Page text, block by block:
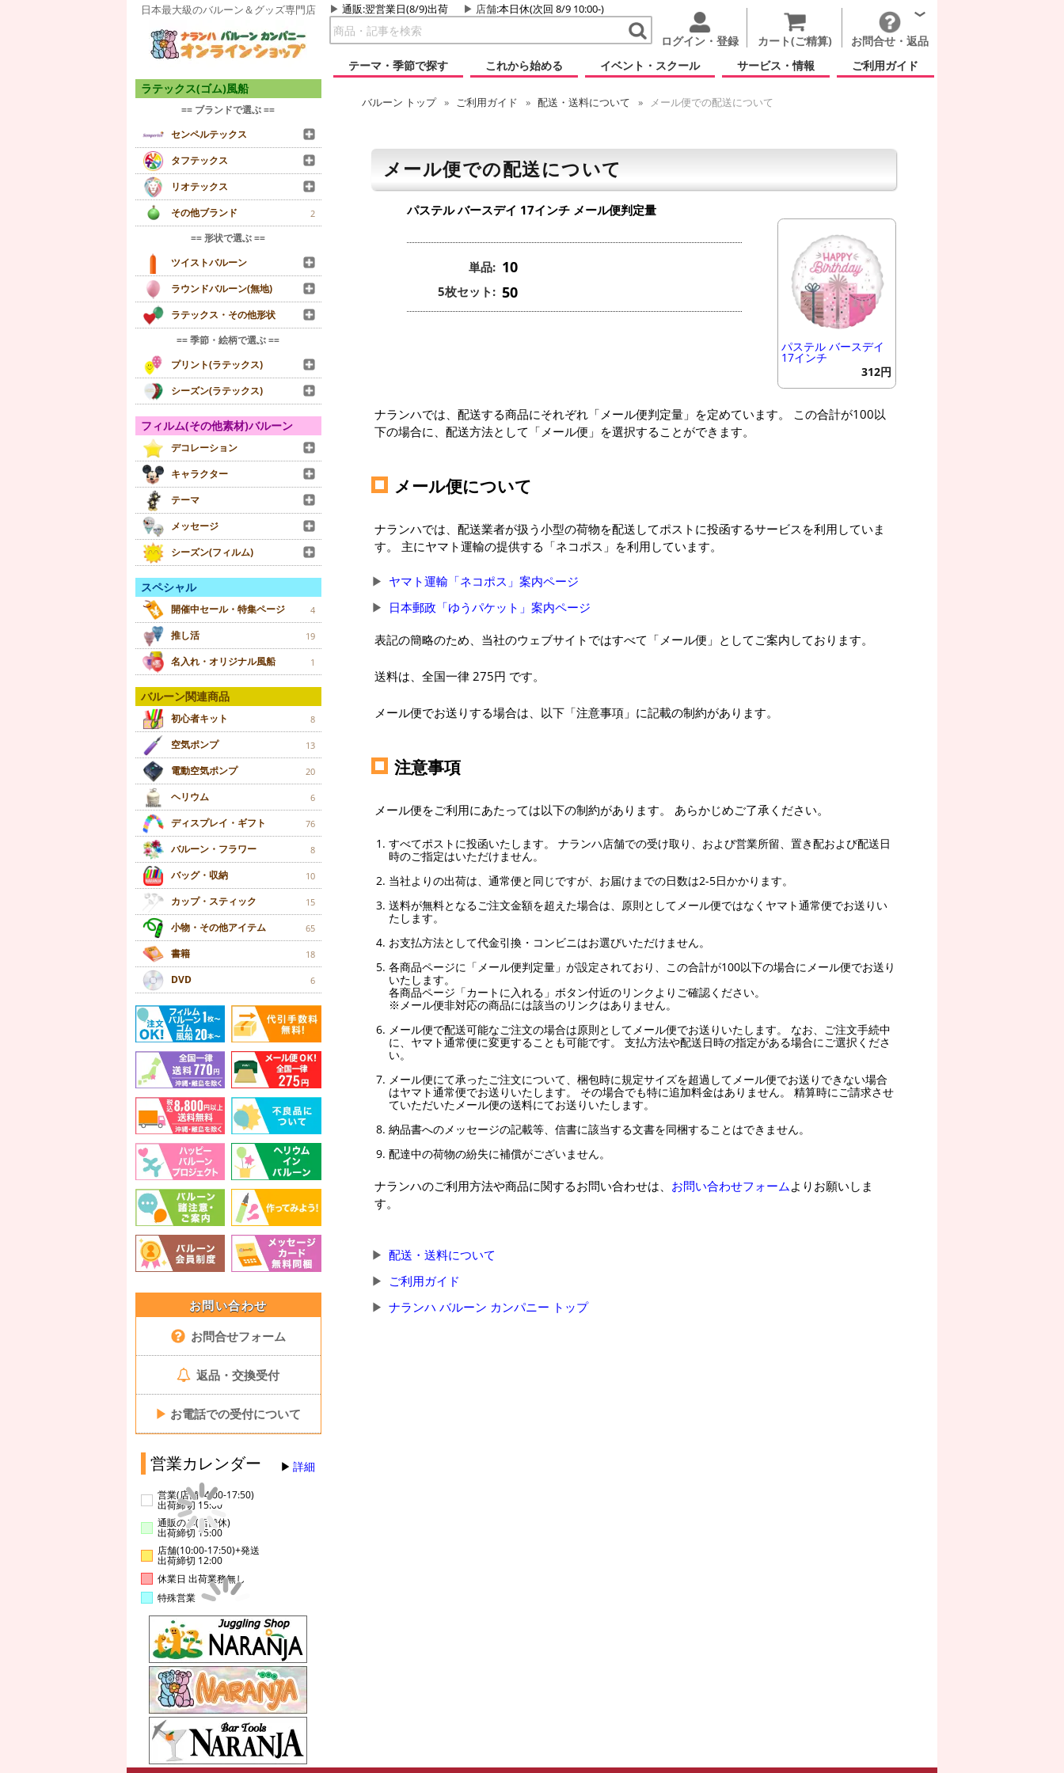
日本最大級のバルーン＆グッズ専門店 通販:翌営業日(8/9)出荷 店舗:本日休(次回 8/9 10:00-)
ログイン・登録 カート(ご精算)
お問合せ・返品
テーマ・季節で探す
これから始める イベント・スクール サービス・情報 ご利用ガイド
ラテックス(ゴム)風船
== ブランドで選ぶ ==
センペルテックス
タフテックス
リオテックス
その他ブランド
2
== 形状で選ぶ ==
ツイストバルーン
ラウンドバルーン(無地)
ラテックス・その他形状
== 季節・絵柄で選ぶ ==
プリント(ラテックス)
シーズン(ラテックス)
フィルム(その他素材)バルーン
デコレーション
キャラクター
テーマ
メッセージ
シーズン(フィルム)
スペシャル
開催中セール・特集ページ 4
推し活 19
名入れ・オリジナル風船 1
バルーン関連商品
初心者キット 8
空気ポンプ 13
電動空気ポンプ 20
ヘリウム 6
ディスプレイ・ギフト 76
バルーン・フラワー 8
バッグ・収納 10
カップ・スティック 15
小物・その他アイテム 65
書籍 18
DVD 6
お問い合わせ
お問合せフォーム
返品・交換受付
▶ お電話での受付について
営業カレンダー 詳細
営業(店舗14:00-17:50)
出荷締切 15:00
通販のみ(店舗休)
出荷締切 15:00
店舗(10:00-17:50)+発送
出荷締切 12:00
休業日 出荷業務無し
特殊営業
バルーン トップ ご利用ガイド 配送・送料について メール便での配送について
メール便での配送について
パステル バースデイ 17インチ メール便判定量
単品: 10
5枚セット: 50
パステル バースデイ
17インチ
312円
ナランハでは、配送する商品にそれぞれ「メール便判定量」を定めています。 この合計が100以
下の場合に、配送方法として「メール便」を選択することができます。
メール便について
ナランハでは、配送業者が扱う小型の荷物を配送してポストに投函するサービスを利用していま
す。 主にヤマト運輸の提供する「ネコポス」を利用しています。
ヤマト運輸「ネコポス」案内ページ
日本郵政「ゆうパケット」案内ページ
表記の簡略のため、当社のウェブサイトではすべて「メール便」としてご案内しております。
送料は、全国一律 275円 です。
メール便でお送りする場合は、以下「注意事項」に記載の制約があります。
注意事項
メール便をご利用にあたっては以下の制約があります。 あらかじめご了承ください。
すべてポストに投函いたします。 ナランハ店舗での受け取り、および営業所留、置き配および配送日
時のご指定はいただけません。
当社よりの出荷は、通常便と同じですが、お届けまでの日数は2-5日かかります。
送料が無料となるご注文金額を超えた場合は、原則としてメール便ではなくヤマト通常便でお送りい
たします。
お支払方法として代金引換・コンビニはお選びいただけません。
各商品ページに「メール便判定量」が設定されており、この合計が100以下の場合にメール便でお送り
いたします。
各商品ページ「カートに入れる」ボタン付近のリンクよりご確認ください。
※メール便非対応の商品には該当のリンクはありません。
メール便で配送可能なご注文の場合は原則としてメール便でお送りいたします。 なお、ご注文手続中
に、ヤマト通常便に変更することも可能です。 支払方法や配送日時の指定がある場合にご選択くださ
い。
メール便にて承ったご注文について、梱包時に規定サイズを超過してメール便でお送りできない場合
はヤマト通常便でお送りいたします。 その場合でも特に追加料金はありません。 精算時にご請求させ
ていただいたメール便の送料にてお送りいたします。
納品書へのメッセージの記載等、信書に該当する文書を同梱することはできません。
配達中の荷物の紛失に補償がございません。
ナランハのご利用方法や商品に関するお問い合わせは、 お問い合わせフォームよりお願いしま
す。
配送・送料について
ご利用ガイド
ナランハ バルーン カンパニー トップ